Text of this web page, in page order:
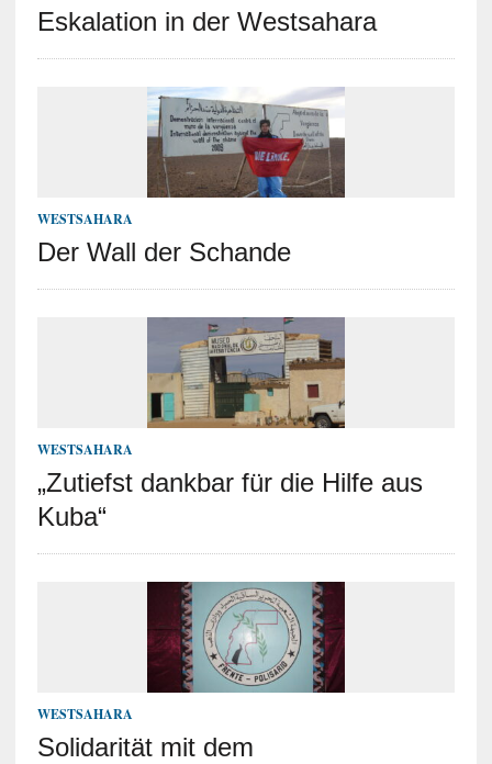
Eskalation in der Westsahara
WESTSAHARA
Der Wall der Schande
WESTSAHARA
„Zutiefst dankbar für die Hilfe aus
Kuba“
WESTSAHARA
Solidarität mit dem